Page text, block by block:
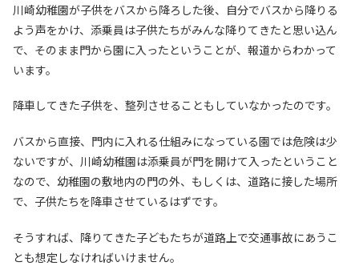
川崎幼稚園が子供をバスから降ろした後、自分でバスから降りる
よう声をかけ、添乗員は子供たちがみんな降りてきたと思い込ん
で、そのまま門から園に入ったということが、報道からわかって
います。
降車してきた子供を、整列させることもしていなかったのです。
バスから直接、門内に入れる仕組みになっている園では危険は少
ないですが、川崎幼稚園は添乗員が門を開けて入ったということ
なので、幼稚園の敷地内の門の外、もしくは、道路に接した場所
で、子供たちを降車させているはずです。
そうすれば、降りてきた子どもたちが道路上で交通事故にあうこ
とも想定しなければいけません。